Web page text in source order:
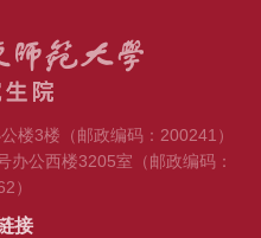
楼3楼（邮政编码：200241）
办公西楼3205室（邮政编码：
）
接